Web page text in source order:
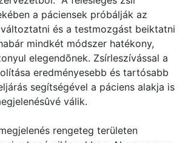
a páciensek próbálják az
és a testmozgást beiktatni
mindkét módszer hatékony,
elegendõnek. Zsírleszívással a
eredményesebb és tartósabb
segítségével a páciens alakja is
válik.
rengeteg területen